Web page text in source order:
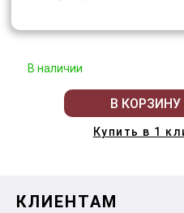
В наличии
В КОРЗИНУ
Купить в 1
КЛИЕНТАМ